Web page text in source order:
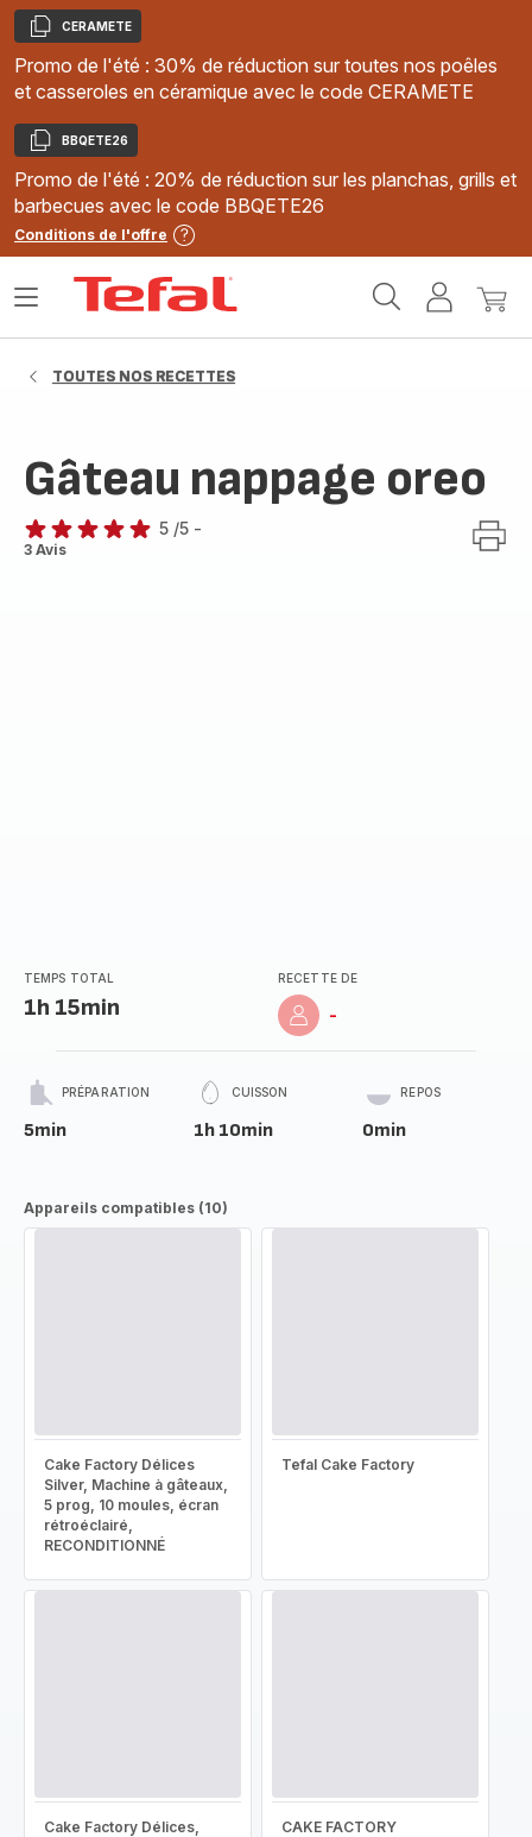
Copier
CERAMETE
Promo de l'été : 30% de réduction sur toutes nos poêles
et casseroles en céramique avec le code CERAMETE
Copier
BBQETE26
Promo de l'été : 20% de réduction sur les planchas, grills et
barbecues avec le code BBQETE26
Conditions de l'offre
MonMon
Ouvrir
TOUTES NOS RECETTES
Gâteau nappage oreo
Avis
5 /5 -
3 Avis
TEMPS TOTAL
1h 15min
RECETTE DE
-
PRÉPARATION
5min
CUISSON
1h 10min
REPOS
0min
Appareils compatibles (10)
Cake Factory Délices
Silver, Machine à gâteaux,
5 prog, 10 moules, écran
rétroéclairé,
RECONDITIONNÉ
Tefal Cake Factory
Cake Factory Délices,
CAKE FACTORY